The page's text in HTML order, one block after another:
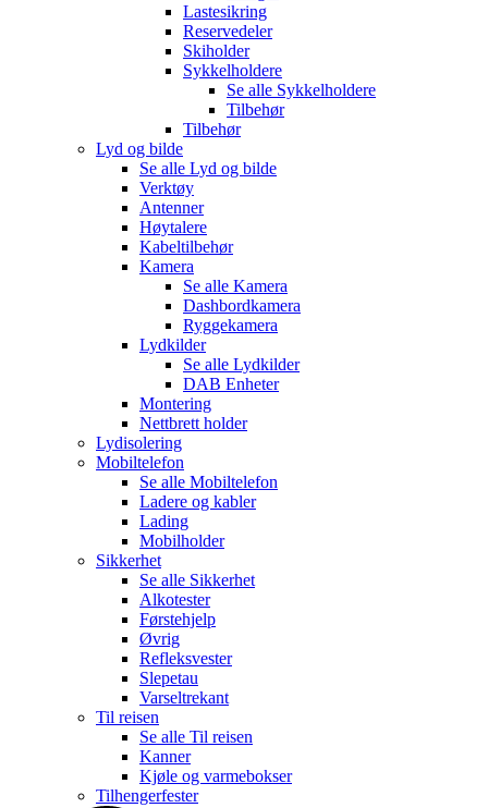
Lastesikring
Reservedeler
Skiholder
Sykkelholdere
Se alle Sykkelholdere
Tilbehør
Tilbehør
Lyd og bilde
Se alle Lyd og bilde
Verktøy
Antenner
Høytalere
Kabeltilbehør
Kamera
Se alle Kamera
Dashbordkamera
Ryggekamera
Lydkilder
Se alle Lydkilder
DAB Enheter
Montering
Nettbrett holder
Lydisolering
Mobiltelefon
Se alle Mobiltelefon
Ladere og kabler
Lading
Mobilholder
Sikkerhet
Se alle Sikkerhet
Alkotester
Førstehjelp
Øvrig
Refleksvester
Slepetau
Varseltrekant
Til reisen
Se alle Til reisen
Kanner
Kjøle og varmebokser
Tilhengerfester